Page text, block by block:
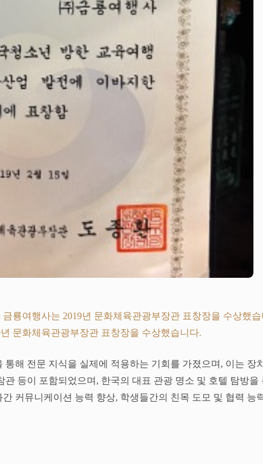
룡여행사는 2019년 문화체육관광부장관 표창장을 수상했습
문화체육관광부장관 표창장을 수상했습니다.
해 전문 지식을 실제에 적용하는 기회를 가졌으며, 이는 장
등이 포함되었으며, 한국의 대표 관광 명소 및 호텔 탐방
커뮤니케이션 능력 향상, 학생들간의 친목 도모 및 협력 능